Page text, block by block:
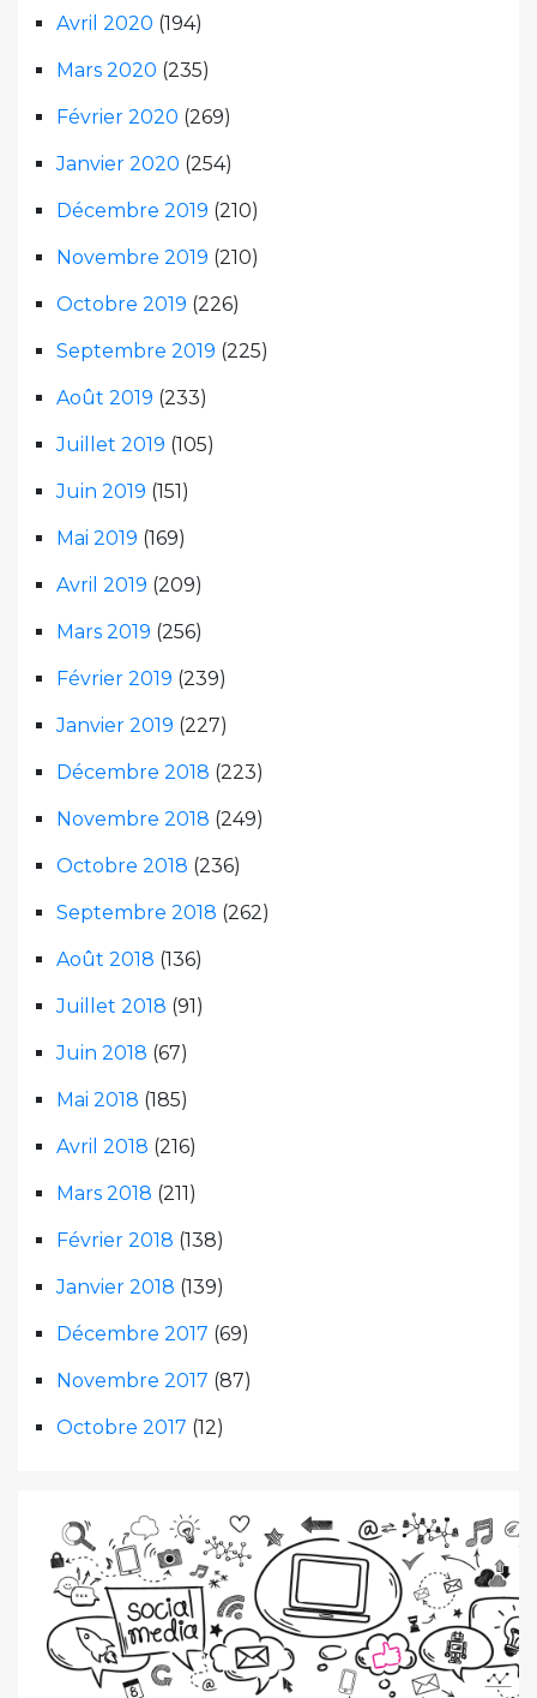
Avril 2020 (194)
Mars 2020 (235)
Février 2020 (269)
Janvier 2020 (254)
Décembre 2019 (210)
Novembre 2019 (210)
Octobre 2019 (226)
Septembre 2019 (225)
Août 2019 (233)
Juillet 2019 (105)
Juin 2019 (151)
Mai 2019 (169)
Avril 2019 (209)
Mars 2019 (256)
Février 2019 (239)
Janvier 2019 (227)
Décembre 2018 (223)
Novembre 2018 (249)
Octobre 2018 (236)
Septembre 2018 (262)
Août 2018 (136)
Juillet 2018 (91)
Juin 2018 (67)
Mai 2018 (185)
Avril 2018 (216)
Mars 2018 (211)
Février 2018 (138)
Janvier 2018 (139)
Décembre 2017 (69)
Novembre 2017 (87)
Octobre 2017 (12)